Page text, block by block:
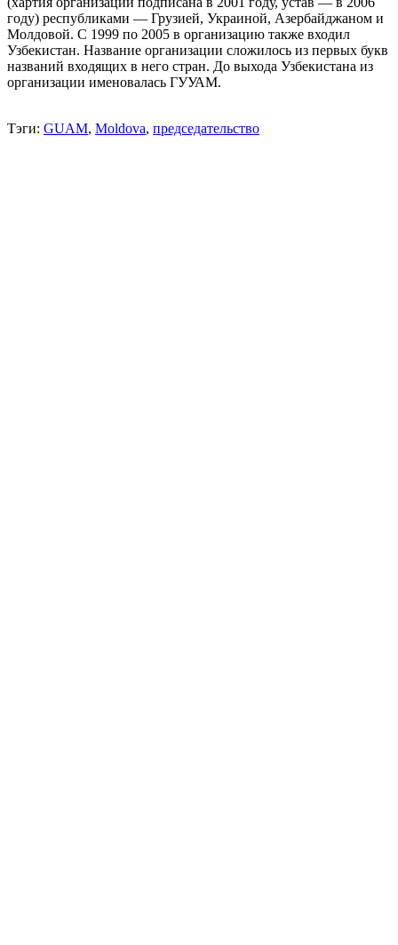
году) республиками — Грузией, Украиной, Азербайджаном и
Молдовой. С 1999 по 2005 в организацию также входил
Узбекистан. Название организации сложилось из первых букв
названий входящих в него стран. До выхода Узбекистана из
организации именовалась ГУУАМ.
Тэги: GUAM, Moldova, председательство